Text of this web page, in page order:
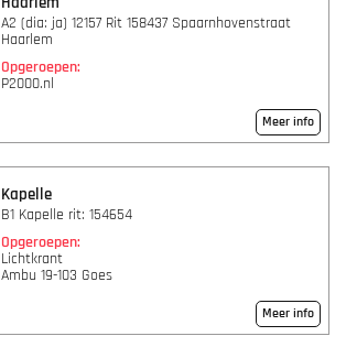
A2 (dia: ja) 12157 Rit 158437 Spaarnhovenstraat
Haarlem
Opgeroepen:
P2000.nl
Meer info
Kapelle
B1 Kapelle rit: 154654
Opgeroepen:
Lichtkrant
Ambu 19-103 Goes
Meer info